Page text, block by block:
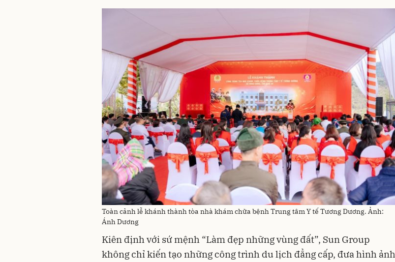
Toàn cảnh lễ khánh thành tòa nhà khám chữa bệnh Trung tâm Y tế Tương Dương. Ảnh:
Ánh Dương
Kiên định với sứ mệnh “Làm đẹp những vùng đất”, Sun Group
không chỉ kiến tạo những công trình du lịch đẳng cấp, đưa hình ảnh